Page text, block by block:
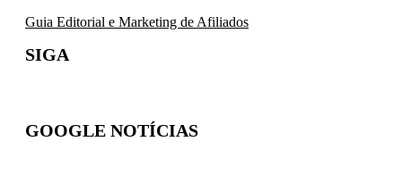
Guia Editorial e Marketing de Afiliados
SIGA
GOOGLE NOTÍCIAS